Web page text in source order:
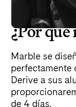
¿Por
Marble se
perfectamente
Derive a sus
de 4 días.